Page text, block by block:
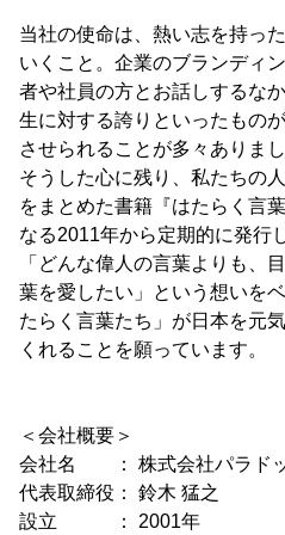
当社の使命は、熱い志を持っ
いくこと。企業のブランディ
者や社員の方とお話しするな
生に対する誇りといったもの
させられることが多々ありまし
そうした心に残り、私たちの
をまとめた書籍『はたらく言
なる2011年から定期的に発行
「どんな偉人の言葉よりも、
葉を愛したい」という想いを
たらく言葉たち」が日本を元
くれることを願っています。
＜会社概要＞
会社名 ： 株式会社パラド
代表取締役： 鈴木 猛之
設立 ： 2001年